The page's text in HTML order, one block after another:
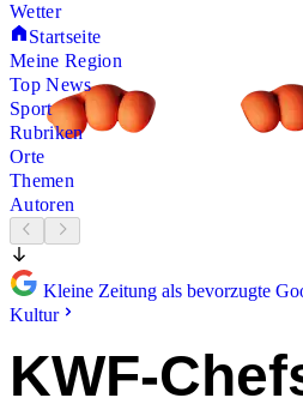
Wetter
Startseite
Meine Region
Top News
Sport
Rubriken
Orte
Themen
Autoren
Kleine Zeitung als bevorzugte
Kultur
KWF-